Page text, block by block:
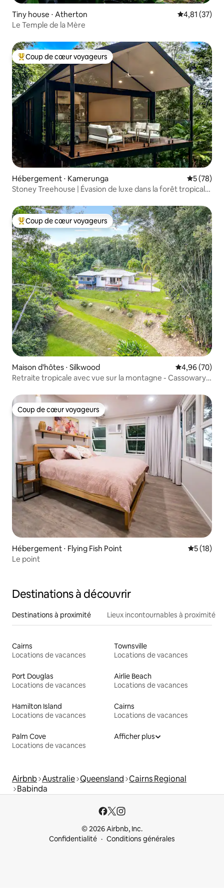
Tiny house ⋅ Atherton Évaluation
4,81 (37)
Le Temple de la Mère
Coups de cœur voyageurs les plus appréciés
Coup de cœur voyageurs
Hébergement ⋅ Kamerunga
5 (78)
Stoney Treehouse | Évasion de luxe dans la forêt tropicale
Coups de cœur voyageurs les plus appréciés
Coup de cœur voyageurs
Maison d'hôtes ⋅ Silkwood Évaluation
4,96 (70)
Retraite tropicale avec vue sur la montagne - Cassowary
Coup de cœur voyageurs
Coup de cœur voyageurs
Hébergement ⋅ Flying Fish Point
5 (18)
Le point
Destinations à découvrir
Destinations à proximité Lieux incontournables à proximité
Cairns
Locations de vacances
Townsville
Locations de vacances
Port Douglas
Locations de vacances
Airlie Beach
Locations de vacances
Hamilton Island
Locations de vacances
Cairns
Locations de vacances
Palm Cove
Locations de vacances
Afficher plus
Airbnb Australie Queensland Cairns Regional
Babinda
© 2026 Airbnb, Inc.
Confidentialité
Conditions générales